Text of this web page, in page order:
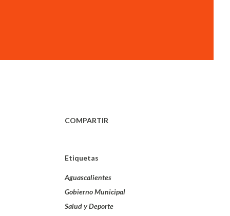
COMPARTIR
Etiquetas
Aguascalientes
Gobierno Municipal
Salud y Deporte